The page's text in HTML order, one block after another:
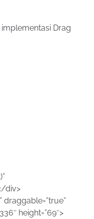
Drag
div>
draggable=”true”
height=”69″>